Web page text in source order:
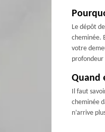
Le dépôt
cheminée.
votre
Quand
Il faut
cheminée
n’arrive